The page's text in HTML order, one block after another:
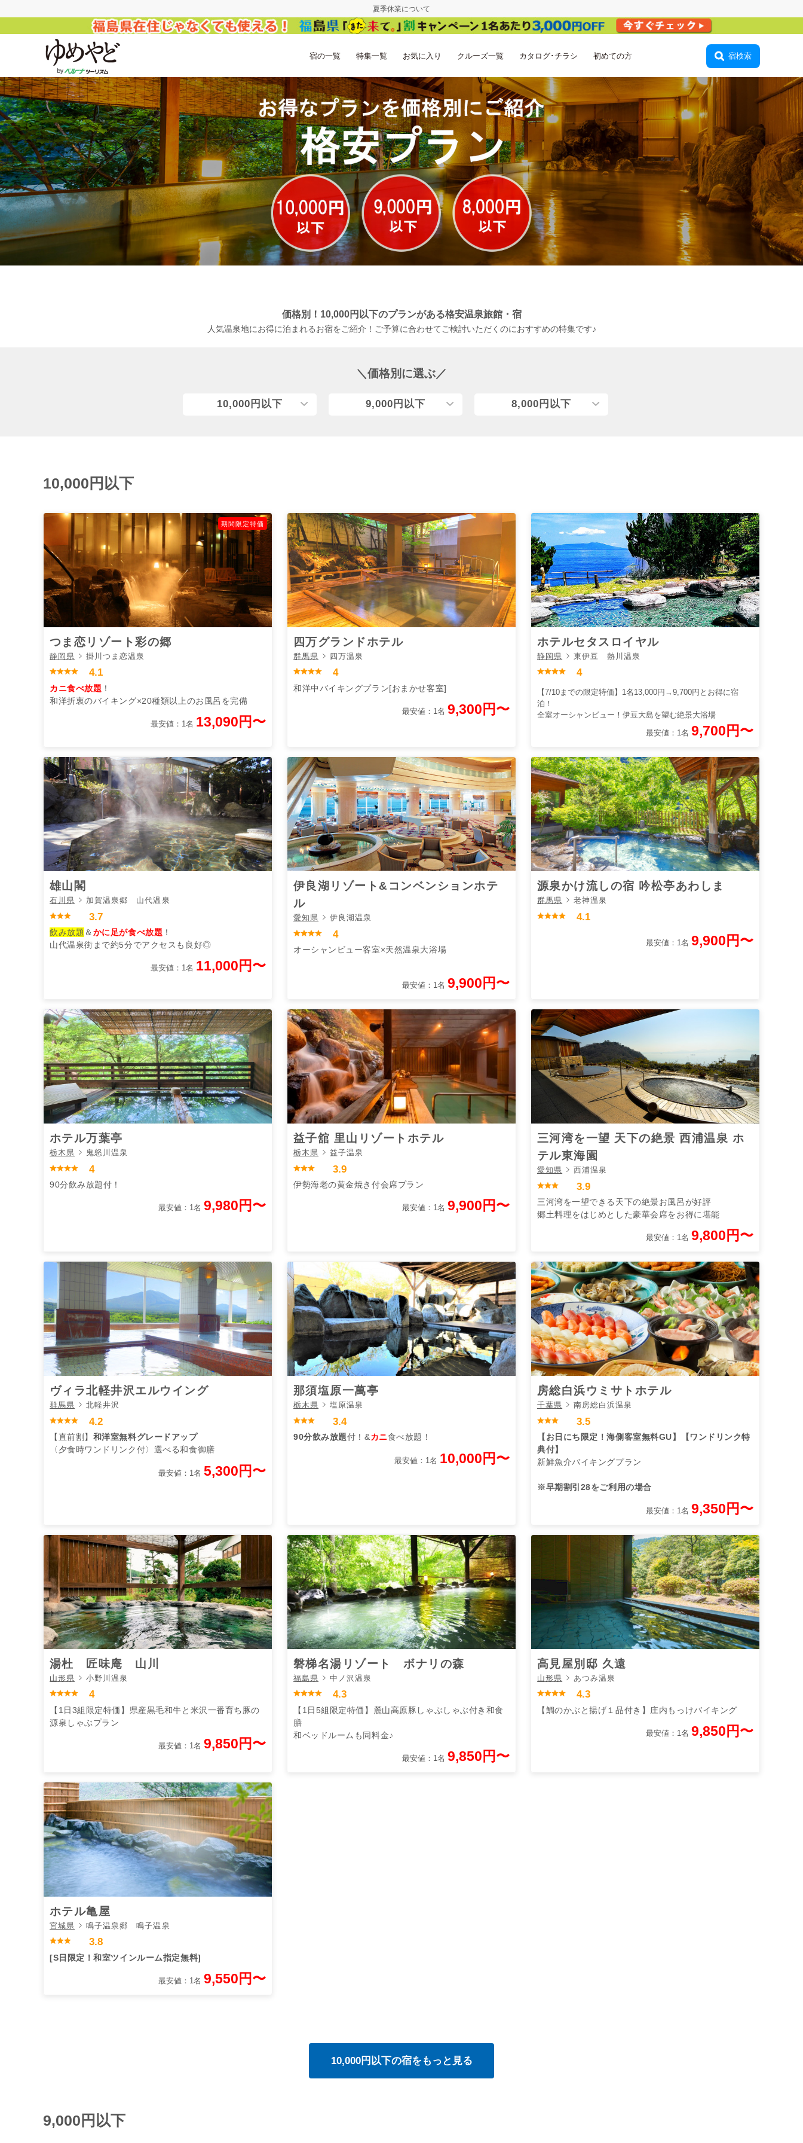
夏季休業について
宿の一覧 特集一覧 お気に入り クルーズ一覧 カタログ･チラシ 初めての方 宿検索
価格別！10,000円以下のプランがある格安温泉旅館・宿
人気温泉地にお得に泊まれるお宿をご紹介！ご予算に合わせてご検討いただくのにおすすめの特集です♪
＼価格別に選ぶ／
10,000円以下 9,000円以下 8,000円以下
10,000円以下
期間限定特価
つま恋リゾート彩の郷
静岡県 掛川つま恋温泉
4.1
カニ食べ放題 ！
和洋折衷のバイキング×20種類以上のお風呂を完備
最安値：1名 13,090円〜
四万グランドホテル
群馬県 四万温泉
4
和洋中バイキングプラン[おまかせ客室]
最安値：1名 9,300円〜
ホテルセタスロイヤル
静岡県 東伊豆 熱川温泉
4
【7/10までの限定特価】1名13,000円→9,700円とお得に宿
泊！
全室オーシャンビュー！伊豆大島を望む絶景大浴場
最安値：1名 9,700円〜
雄山閣
石川県 加賀温泉郷 山代温泉
3.7
飲み放題 ＆ かに足が食べ放題 ！
山代温泉街まで約5分でアクセスも良好◎
最安値：1名 11,000円〜
伊良湖リゾート&コンベンションホテ
ル
愛知県 伊良湖温泉
4
オーシャンビュー客室×天然温泉大浴場
最安値：1名 9,900円〜
源泉かけ流しの宿 吟松亭あわしま
群馬県 老神温泉
4.1
最安値：1名 9,900円〜
ホテル万葉亭
栃木県 鬼怒川温泉
4
90分飲み放題付！
最安値：1名 9,980円〜
益子舘 里山リゾートホテル
栃木県 益子温泉
3.9
伊勢海老の黄金焼き付会席プラン
最安値：1名 9,900円〜
三河湾を一望 天下の絶景 西浦温泉 ホ
テル東海園
愛知県 西浦温泉
3.9
三河湾を一望できる天下の絶景お風呂が好評
郷土料理をはじめとした豪華会席をお得に堪能
最安値：1名 9,800円〜
ヴィラ北軽井沢エルウイング
群馬県 北軽井沢
4.2
【直前割】 和洋室無料グレードアップ
〈夕食時ワンドリンク付〉選べる和食御膳
最安値：1名 5,300円〜
那須塩原一萬亭
栃木県 塩原温泉
3.4
90分飲み放題付！&カニ食べ放題！
最安値：1名 10,000円〜
房総白浜ウミサトホテル
千葉県 南房総白浜温泉
3.5
【お日にち限定！海側客室無料GU】【ワンドリンク特
典付】
新鮮魚介バイキングプラン
※早期割引28をご利用の場合
最安値：1名 9,350円〜
湯杜 匠味庵 山川
山形県 小野川温泉
4
【1日3組限定特価】県産黒毛和牛と米沢一番育ち豚の
源泉しゃぶプラン
最安値：1名 9,850円〜
磐梯名湯リゾート ボナリの森
福島県 中ノ沢温泉
4.3
【1日5組限定特価】麓山高原豚しゃぶしゃぶ付き和食
膳
和ベッドルームも同料金♪
最安値：1名 9,850円〜
高見屋別邸 久遠
山形県 あつみ温泉
4.3
【鯛のかぶと揚げ１品付き】庄内もっけバイキング
最安値：1名 9,850円〜
ホテル亀屋
宮城県 鳴子温泉郷 鳴子温泉
3.8
[S日限定！和室ツインルーム指定無料]
最安値：1名 9,550円〜
10,000円以下の宿をもっと見る
9,000円以下